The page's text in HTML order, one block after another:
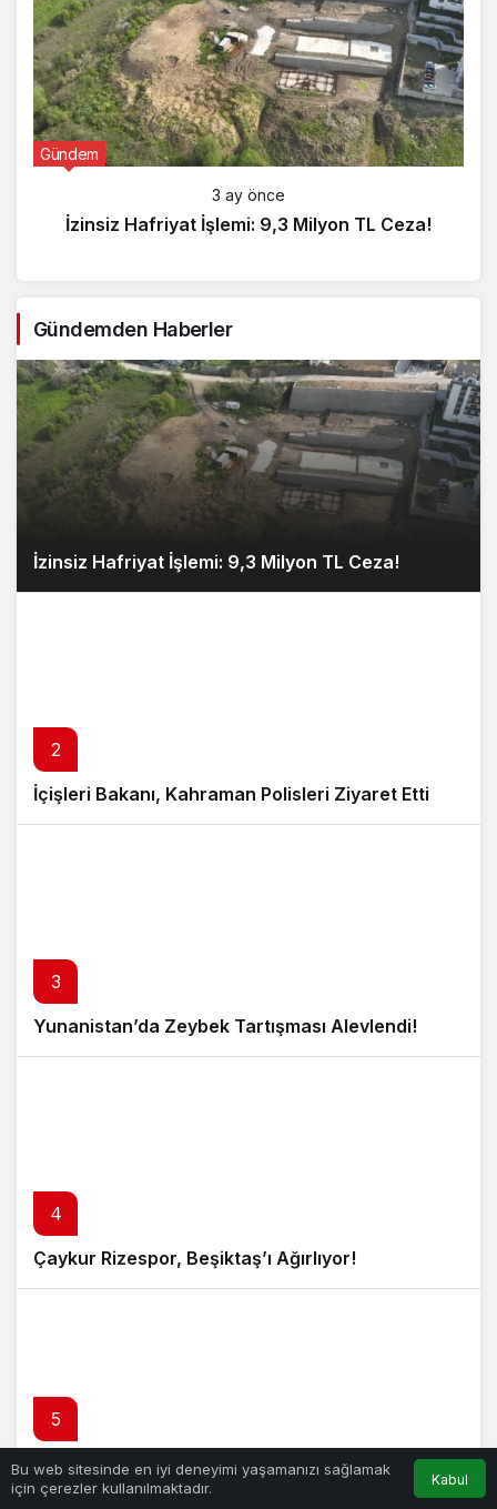
Gündem
3 ay önce
İzinsiz Hafriyat İşlemi: 9,3 Milyon TL Ceza!
Gündemden Haberler
İzinsiz Hafriyat İşlemi: 9,3 Milyon TL Ceza!
2
İçişleri Bakanı, Kahraman Polisleri Ziyaret Etti
3
Yunanistan’da Zeybek Tartışması Alevlendi!
4
Çaykur Rizespor, Beşiktaş’ı Ağırlıyor!
5
Merkez Bankası’ndan Enflasyon Raporu
Açıklaması
Bu web sitesinde en iyi deneyimi yaşamanızı sağlamak
için çerezler kullanılmaktadır.
Kabul